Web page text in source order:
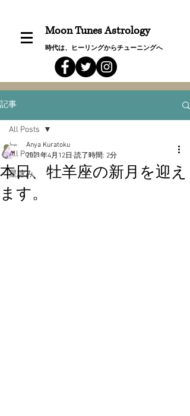
Moon Tunes Astrology
時代は、ヒーリングからチューニングへ
記事
All Posts
星詠み
All Posts
本日、牡羊座の新月を迎え
ます。
Anya Kuratoku
2021年4月12日 読了時間: 2分